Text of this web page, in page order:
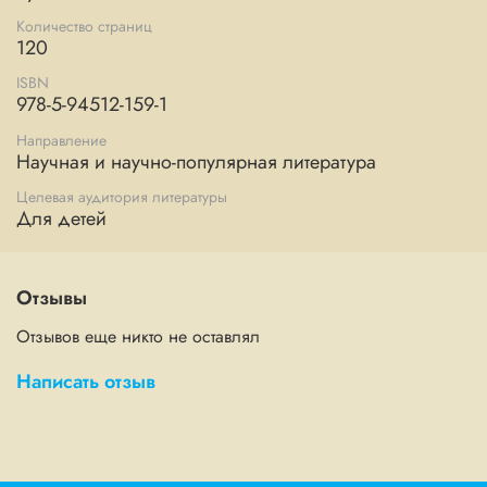
Количество страниц
120
ISBN
978-5-94512-159-1
Направление
Научная и научно-популярная литература
Целевая аудитория литературы
Для детей
Отзывы
Отзывов еще никто не оставлял
Написать отзыв